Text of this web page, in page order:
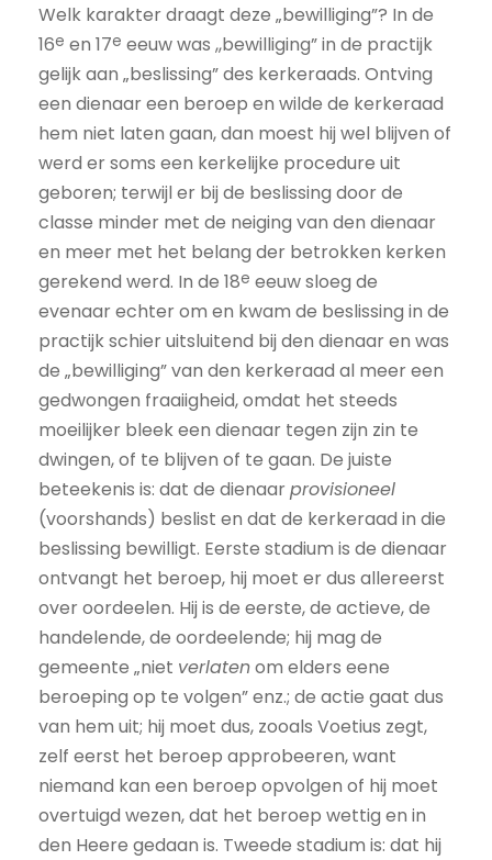
Welk karakter draagt deze „bewilliging”? In de
16e en 17e eeuw was ,,bewilliging” in de practijk
gelijk aan „beslissing” des kerkeraads. Ontving
een dienaar een beroep en wilde de kerkeraad
hem niet laten gaan, dan moest hij wel blijven of
werd er soms een kerkelijke procedure uit
geboren; terwijl er bij de beslissing door de
classe minder met de neiging van den dienaar
en meer met het belang der betrokken kerken
gerekend werd. In de 18e eeuw sloeg de
evenaar echter om en kwam de beslissing in de
practijk schier uitsluitend bij den dienaar en was
de „bewilliging” van den kerkeraad al meer een
gedwongen fraaiigheid, omdat het steeds
moeilijker bleek een dienaar tegen zijn zin te
dwingen, of te blijven of te gaan. De juiste
beteekenis is: dat de dienaarprovisioneel
(voorshands) beslist en dat de kerkeraad in die
beslissing bewilligt. Eerste stadium is de dienaar
ontvangt het beroep, hij moet er dus allereerst
over oordeelen. Hij is de eerste, de actieve, de
handelende, de oordeelende; hij mag de
gemeente „niet verlatenom elders eene
beroeping op te volgen” enz.; de actie gaat dus
van hem uit; hij moet dus, zooals Voetius zegt,
zelf eerst het beroep approbeeren, want
niemand kan een beroep opvolgen of hij moet
overtuigd wezen, dat het beroep wettig en in
den Heere gedaan is. Tweede stadium is: dat hij